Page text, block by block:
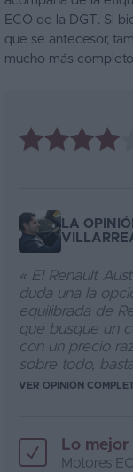
ECO de la DGT. Si
que se antecesor,
mucho más
LA
« El Renault
duda una la
equilibrada de
que busque un
con un precio
sobre todo,
VER OPINIÓN
Lo mejor
Motores